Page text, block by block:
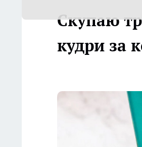
Скупаю
кудри за